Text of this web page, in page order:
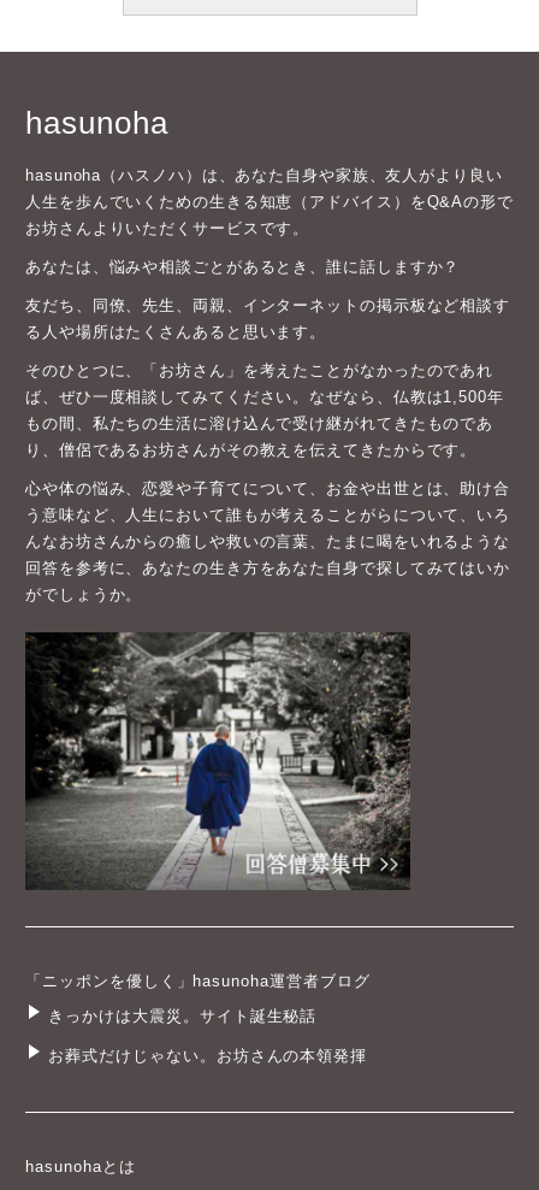
hasunoha
hasunoha（ハスノハ）は、あなた自身や家族、友人がより良い
人生を歩んでいくための生きる知恵（アドバイス）をQ&Aの形で
お坊さんよりいただくサービスです。
あなたは、悩みや相談ごとがあるとき、誰に話しますか？
友だち、同僚、先生、両親、インターネットの掲示板など相談す
る人や場所はたくさんあると思います。
そのひとつに、「お坊さん」を考えたことがなかったのであれ
ば、ぜひ一度相談してみてください。なぜなら、仏教は1,500年
もの間、私たちの生活に溶け込んで受け継がれてきたものであ
り、僧侶であるお坊さんがその教えを伝えてきたからです。
心や体の悩み、恋愛や子育てについて、お金や出世とは、助け合
う意味など、人生において誰もが考えることがらについて、いろ
んなお坊さんからの癒しや救いの言葉、たまに喝をいれるような
回答を参考に、あなたの生き方をあなた自身で探してみてはいか
がでしょうか。
「ニッポンを優しく」hasunoha運営者ブログ
きっかけは大震災。サイト誕生秘話
お葬式だけじゃない。お坊さんの本領発揮
hasunohaとは